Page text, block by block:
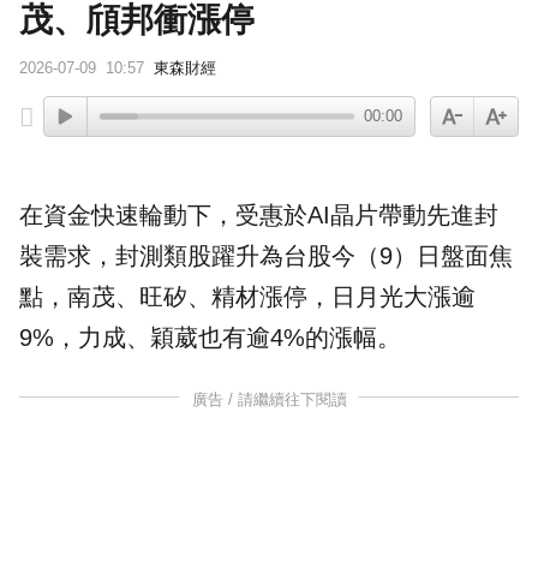
茂、頎邦衝漲停
2026-07-09 10:57 東森財經
00:00
在資金快速輪動下，受惠於AI晶片帶動先進封
裝需求， 封測類股躍升為台股今（9）日盤面焦
點，南茂、旺矽、精材漲停， 日月光大漲逾
9%，力成、穎葳也有逾4%的漲幅。
廣告 / 請繼續往下閱讀